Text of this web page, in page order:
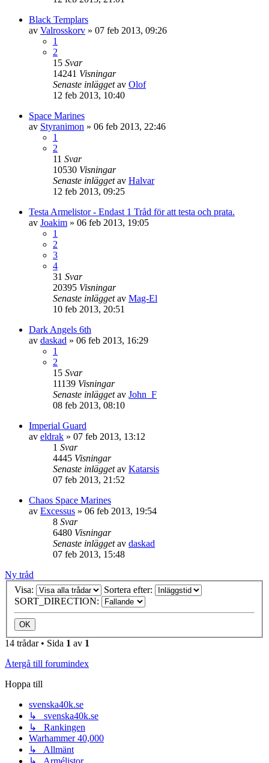
Black Templars
av Valrosskorv » 07 feb 2013, 09:26
1
2
15 Svar
14241 Visningar
Senaste inläggetav Olof
12 feb 2013, 10:40
Space Marines
av Styranimon » 06 feb 2013, 22:46
1
2
11 Svar
10530 Visningar
Senaste inläggetav Halvar
12 feb 2013, 09:25
Testa Armelistor - Endast 1 Tråd för att testa och prata.
av Joakim » 06 feb 2013, 19:05
1
2
3
4
31 Svar
20395 Visningar
Senaste inläggetav Mag-El
10 feb 2013, 20:51
Dark Angels 6th
av daskad » 06 feb 2013, 16:29
1
2
15 Svar
11139 Visningar
Senaste inläggetav John_F
08 feb 2013, 08:10
Imperial Guard
av eldrak » 07 feb 2013, 13:12
1 Svar
4445 Visningar
Senaste inläggetav Katarsis
07 feb 2013, 21:52
Chaos Space Marines
av Excessus » 06 feb 2013, 19:54
8 Svar
6480 Visningar
Senaste inläggetav daskad
07 feb 2013, 15:48
Ny tråd
Visa:
Sortera efter:
SORT_DIRECTION:
14 trådar • Sida 1 av 1
Återgå till forumindex
Hoppa till
svenska40k.se
↳ svenska40k.se
↳ Rankingen
Warhammer 40,000
↳ Allmänt